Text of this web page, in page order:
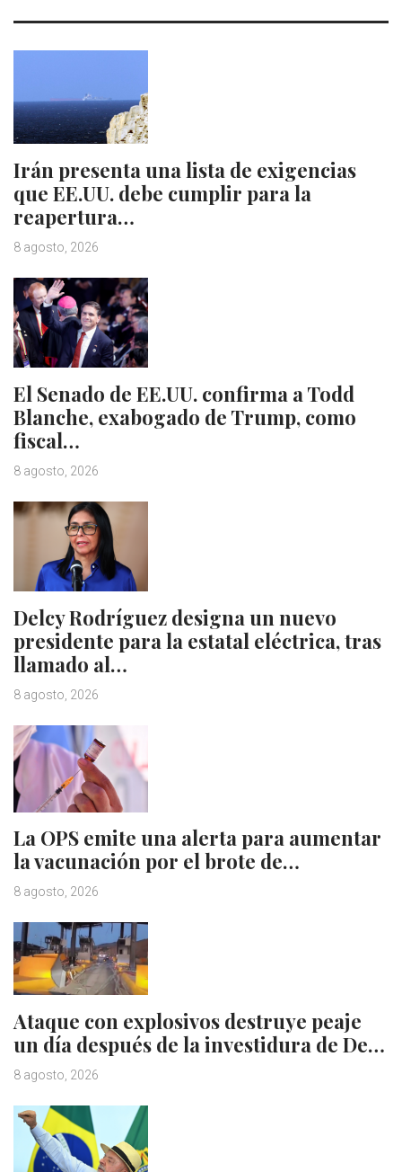
Irán presenta una lista de exigencias
que EE.UU. debe cumplir para la
reapertura…
8 agosto, 2026
El Senado de EE.UU. confirma a Todd
Blanche, exabogado de Trump, como
fiscal…
8 agosto, 2026
Delcy Rodríguez designa un nuevo
presidente para la estatal eléctrica, tras
llamado al…
8 agosto, 2026
La OPS emite una alerta para aumentar
la vacunación por el brote de…
8 agosto, 2026
Ataque con explosivos destruye peaje
un día después de la investidura de De…
8 agosto, 2026